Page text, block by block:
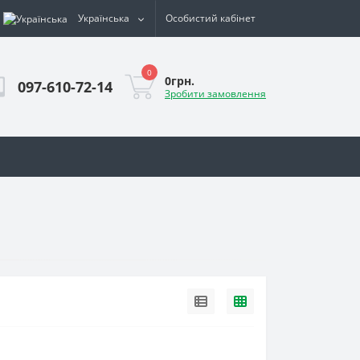
Українська Особистий кабінет
097-610-72-14
0
0грн.
Зробити замовлення